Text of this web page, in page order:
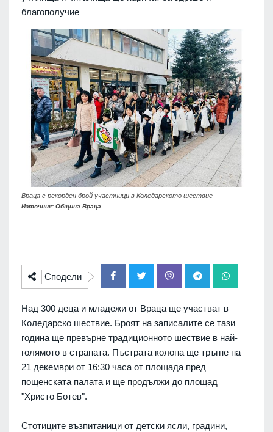
благополучие
Враца с рекорден брой участници в Коледарското шествие
Източник: Община Враца
Сподели
Над 300 деца и младежи от Враца ще участват в
Коледарско шествие. Броят на записалите се тази
година ще превърне традиционното шествие в най-
голямото в страната. Пъстрата колона ще тръгне на
21 декември от 16:30 часа от площада пред
пощенската палата и ще продължи до площад
"Христо Ботев".
Стотиците възпитаници от детски ясли, градини,